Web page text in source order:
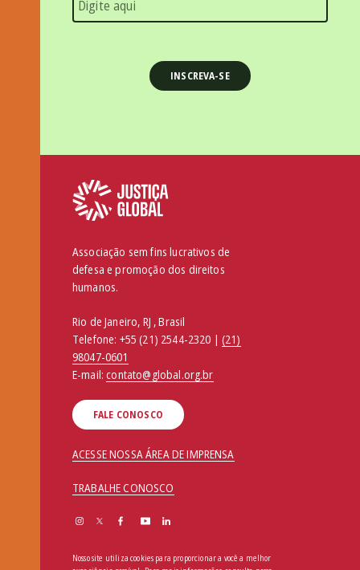
Associação sem fins lucrativos de
defesa e promoção dos direitos
humanos.
Rio de Janeiro, RJ , Brasil
Telefone: +55 (21) 2544-2320 | (21)
98047-0601
E-mail:contato@global.org.br
FALE CONOSCO
ACESSE NOSSA ÁREA DE IMPRENSA
TRABALHE CONOSCO
Nosso site utiliza cookies para proporcionar a você a melhor